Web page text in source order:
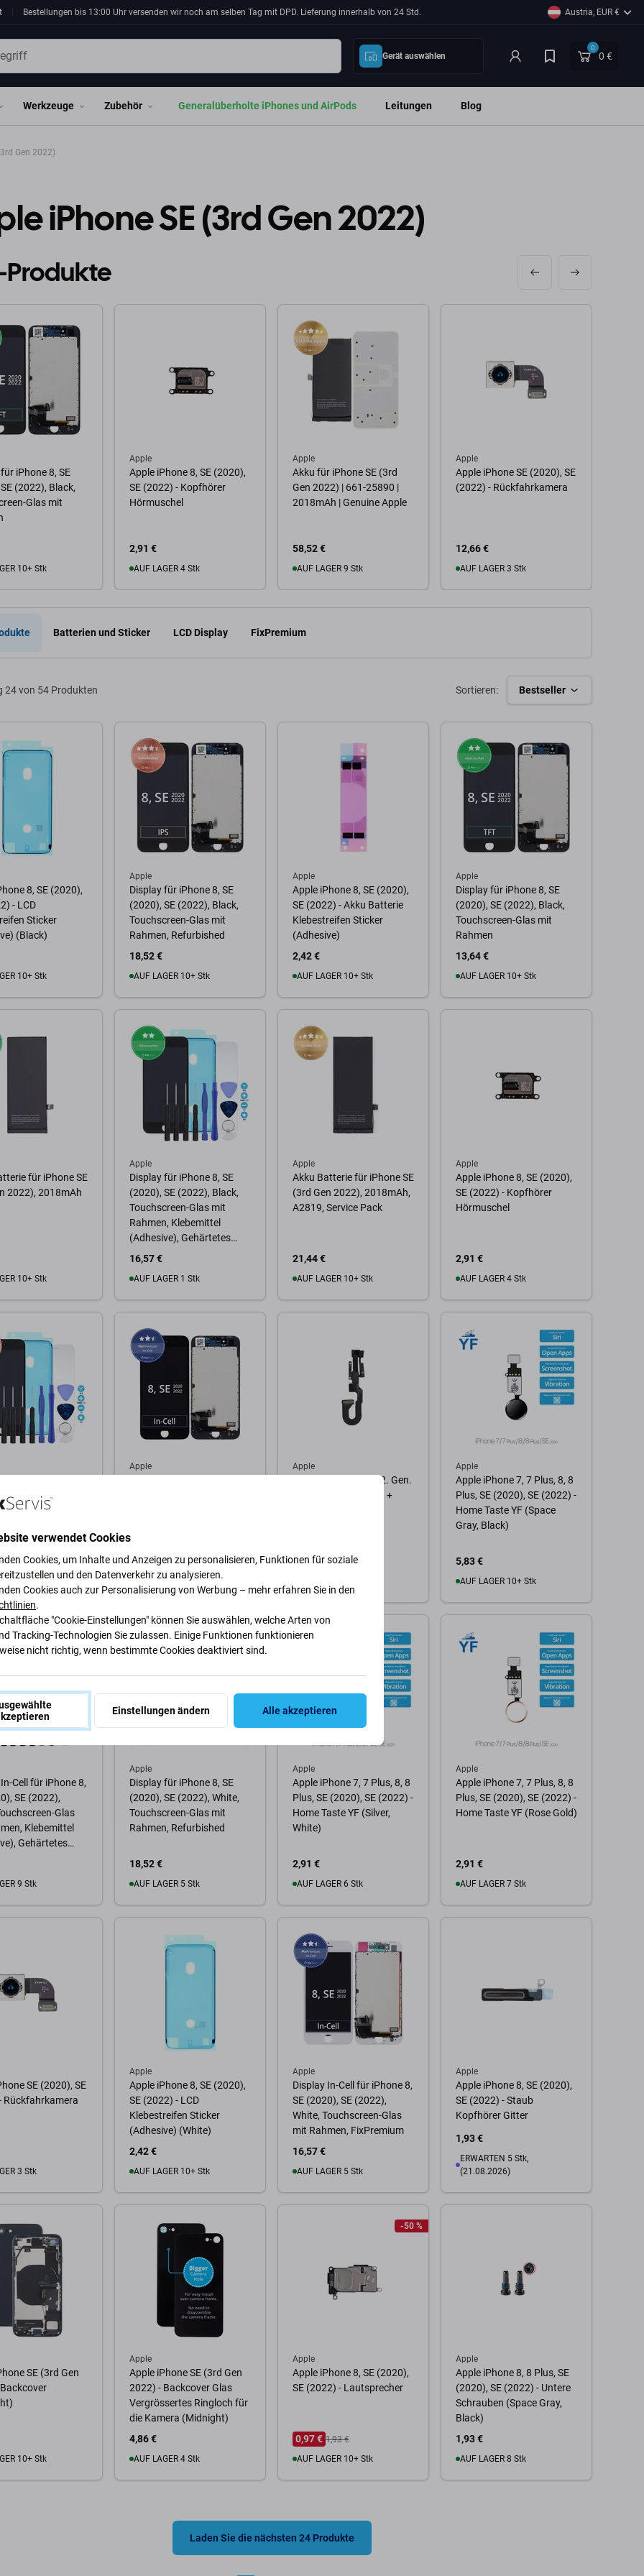
Bestellungen bis 13:00 Uhr versenden wir noch am selben Tag mit DPD. Lieferung innerhalb von 24 Std. Austria, EUR €
Gerät auswählen
0
0 €
Werkzeuge Zubehör Generalüberholte iPhones und AirPods Leitungen Blog
Gen 2022)
iPhone SE (3rd Gen 2022)
Produkte
iPhone 8, SE
(2022), Black,
Glas mit
10+ Stk
Apple
Apple iPhone 8, SE (2020),
SE (2022) - Kopfhörer
Hörmuschel
2,91 €
AUF LAGER 4 Stk
Zum Warenkorb
Apple
Akku für iPhone SE (3rd
Gen 2022) | 661-25890 |
2018mAh | Genuine Apple
58,52 €
AUF LAGER 9 Stk
Zum Warenkorb
Apple
Apple iPhone SE (2020), SE
(2022) - Rückfahrkamera
12,66 €
AUF LAGER 3 Stk
Zum Warenkorb
Batterien und Sticker LCD Display FixPremium
24 von 54 Produkten Sortieren: Bestseller
8, SE (2020),
- LCD
Sticker
(Black)
10+ Stk
Apple
Display für iPhone 8, SE
(2020), SE (2022), Black,
Touchscreen-Glas mit
Rahmen, Refurbished
18,52 €
AUF LAGER 10+ Stk
Apple
Apple iPhone 8, SE (2020),
SE (2022) - Akku Batterie
Klebestreifen Sticker
(Adhesive)
2,42 €
AUF LAGER 10+ Stk
Apple
Display für iPhone 8, SE
(2020), SE (2022), Black,
Touchscreen-Glas mit
Rahmen
13,64 €
AUF LAGER 10+ Stk
für iPhone SE
2022), 2018mAh
10+ Stk
Apple
Display für iPhone 8, SE
(2020), SE (2022), Black,
Touchscreen-Glas mit
Rahmen, Klebemittel
(Adhesive), Gehärtetes
Glas, Werkzeuge
16,57 €
AUF LAGER 1 Stk
Apple
Akku Batterie für iPhone SE
(3rd Gen 2022), 2018mAh,
A2819, Service Pack
21,44 €
AUF LAGER 10+ Stk
Apple
Apple iPhone 8, SE (2020),
SE (2022) - Kopfhörer
Hörmuschel
2,91 €
AUF LAGER 4 Stk
(2022), Black,
Glas mit
Gehärtetes
1 Stk
Apple
16,57 €
AUF LAGER 10+ Stk
Zum Warenkorb
Apple
Apple iPhone 8, SE (2. Gen.
2020) - Frontkamera +
4,86 €
Zum Warenkorb
Apple
Apple iPhone 7, 7 Plus, 8, 8
Plus, SE (2020), SE (2022) -
Home Taste YF (Space
Gray, Black)
5,83 €
AUF LAGER 10+ Stk
Cell für iPhone 8,
SE (2022),
Glas
Klebemittel
Gehärtetes
9 Stk
Apple
Display für iPhone 8, SE
(2020), SE (2022), White,
Touchscreen-Glas mit
Rahmen, Refurbished
18,52 €
AUF LAGER 5 Stk
Apple
Apple iPhone 7, 7 Plus, 8, 8
Plus, SE (2020), SE (2022) -
Home Taste YF (Silver,
White)
2,91 €
AUF LAGER 6 Stk
Apple
Apple iPhone 7, 7 Plus, 8, 8
Plus, SE (2020), SE (2022) -
Home Taste YF (Rose Gold)
2,91 €
AUF LAGER 7 Stk
SE (2020), SE
Rückfahrkamera
3 Stk
Apple
Apple iPhone 8, SE (2020),
SE (2022) - LCD
Klebestreifen Sticker
(Adhesive) (White)
2,42 €
AUF LAGER 10+ Stk
Apple
Display In-Cell für iPhone 8,
SE (2020), SE (2022),
White, Touchscreen-Glas
mit Rahmen, FixPremium
16,57 €
AUF LAGER 5 Stk
Apple
Apple iPhone 8, SE (2020),
SE (2022) - Staub
Kopfhörer Gitter
1,93 €
ERWARTEN 5 Stk,
(21.08.2026)
SE (3rd Gen
10+ Stk
Apple
Apple iPhone SE (3rd Gen
2022) - Backcover Glas
Vergrössertes Ringloch für
die Kamera (Midnight)
4,86 €
AUF LAGER 4 Stk
-50 %
Apple
Apple iPhone 8, SE (2020),
SE (2022) - Lautsprecher
0,97 € 1,93 €
AUF LAGER 10+ Stk
Apple
Apple iPhone 8, 8 Plus, SE
(2020), SE (2022) - Untere
Schrauben (Space Gray,
Black)
1,93 €
AUF LAGER 8 Stk
Laden Sie die nächsten 24 Produkte
verwendet Cookies
Cookies, um Inhalte und Anzeigen zu personalisieren, Funktionen für soziale
und den Datenverkehr zu analysieren.
Cookies auch zur Personalisierung von Werbung – mehr erfahren Sie in den
.
"Cookie-Einstellungen" können Sie auswählen, welche Arten von
Tracking-Technologien Sie zulassen. Einige Funktionen funktionieren
nicht richtig, wenn bestimmte Cookies deaktiviert sind.
Einstellungen ändern Alle akzeptieren